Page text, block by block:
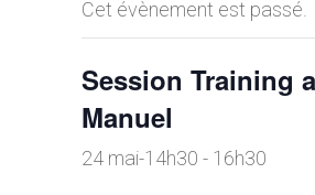
Cet évènement est passé.
Session Training
Manuel
24 mai-14h30 - 16h30